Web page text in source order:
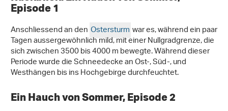
Episode 1
Anschliessend an denOstersturmwar es, während ein paar
Tagen aussergewöhnlich mild, mit einer Nullgradgrenze, die
sich zwischen 3500 bis 4000 m bewegte. Während dieser
Periode wurde die Schneedecke an Ost-, Süd-, und
Westhängen bis ins Hochgebirge durchfeuchtet.
Ein Hauch von Sommer, Episode 2